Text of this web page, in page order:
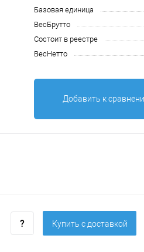
Базовая единица
ВесБрутто
Состоит в реестре
ВесНетто
Добавить к
Купить c доставкой